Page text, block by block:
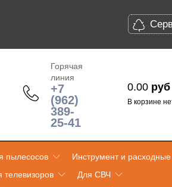
Горячая
линия
+7
(962)
389-
25-41
0.00 руб
В корзине
пылесосов
Инструмент и
телевизоров
Для СВЧ